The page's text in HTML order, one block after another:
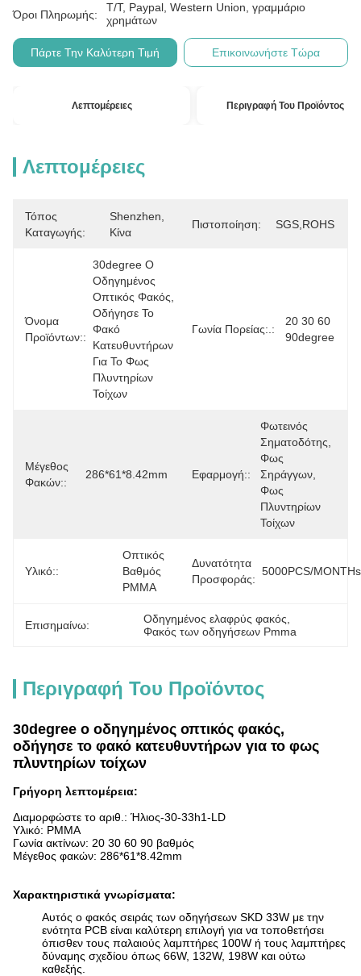
Όροι Πληρωμής:
T/T, Paypal, Western Union, γραμμάριο
χρημάτων
Πάρτε Την Καλύτερη Τιμή Επικοινωνήστε Τώρα
Λεπτομέρειες Περιγραφή Του Προϊόντος
Λεπτομέρειες
Τόπος
Καταγωγής:
Shenzhen,
Κίνα
Πιστοποίηση: SGS,ROHS
Όνομα
Προϊόντων::
30degree Ο
Οδηγημένος
Οπτικός Φακός,
Οδήγησε Το
Φακό
Κατευθυντήρων
Για Το Φως
Πλυντηρίων
Τοίχων
Γωνία Πορείας:.:
20 30 60
90degree
Μέγεθος
Φακών::
286*61*8.42mm Εφαρμογή::
Φωτεινός
Σηματοδότης,
Φως
Σηράγγων,
Φως
Πλυντηρίων
Τοίχων
Υλικό::
Οπτικός
Βαθμός
PMMA
Δυνατότητα
Προσφοράς:
5000PCS/MONTHs
Επισημαίνω: Οδηγημένος ελαφρύς φακός
Φακός των οδηγήσεων Pmma
Περιγραφή Του Προϊόντος
30degree ο οδηγημένος οπτικός φακός,
οδήγησε το φακό κατευθυντήρων για το φως
πλυντηρίων τοίχων
Γρήγορη λεπτομέρεια:
Διαμορφώστε το αριθ.: Ήλιος-30-33h1-LD
Υλικό: PMMA
Γωνία ακτίνων: 20 30 60 90 βαθμός
Μέγεθος φακών: 286*61*8.42mm
Χαρακτηριστικά γνωρίσματα:
Αυτός ο φακός σειράς των οδηγήσεων SKD 33W με την
ενότητα PCB είναι καλύτερη επιλογή για να τοποθετήσει
όπισθεν τους παλαιούς λαμπτήρες 100W ή τους λαμπτήρες
δύναμης σχεδίου όπως 66W, 132W, 198W και ούτω
καθεξής.